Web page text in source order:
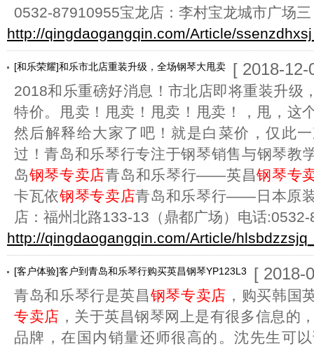
0532-87910955宝龙店：李村宝龙城市广场三
http://qingdaogangqin.com/Article/
[和乐荣耀]和乐市北店重装升级，全场钢琴大甩卖 [ 2018-12-
2018和乐重磅好消息！市北店即将重装升级
特价。甩卖！甩卖！甩卖！甩卖！，甩，这
然后解释给大家了吧！就是白菜价，仅此
过！青岛和乐琴行专注于钢琴销售与钢琴
岛钢琴专卖店青岛和乐琴行——英昌钢琴专
卡瓦依钢琴专卖店青岛和乐琴行——日本原
店：福州北路133-13（鼎都广场）电话
http://qingdaogangqin.com/Article/
[客户体验]客户到青岛和乐琴行购买英昌钢琴YP123L3 [ 2018-
青岛和乐琴行是英昌钢琴专卖店 ，购买韩国
专卖店 ，关于英昌钢琴网上是有很多信息的
品牌，在国内销量还师很高的。沈先生可